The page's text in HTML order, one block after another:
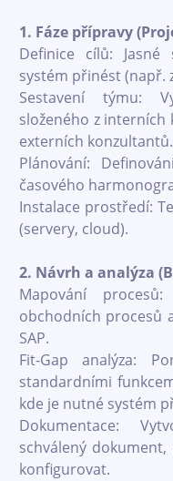
1. Fáze přípravy
Definice cílů:
systém přinést (např.
Sestavení týmu:
složeného z interních
externích konzultantů.
Plánování:
časového
Instalace prostředí:
(servery, cloud).
2. Návrh a analýza
Mapování
obchodních procesů
SAP.
Fit-Gap analýza:
standardními
kde je nutné systém
Dokumentace:
schválený
konfigurovat.